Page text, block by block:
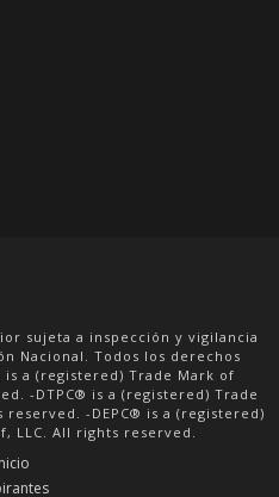
sujeta a inspección y vigilancia
Nacional. Todos los derechos
is a (registered) Trade Mark of
-DTPC® is a (registered) Trade
-DEPC® is a (registered)
LLC. All rights reserved.